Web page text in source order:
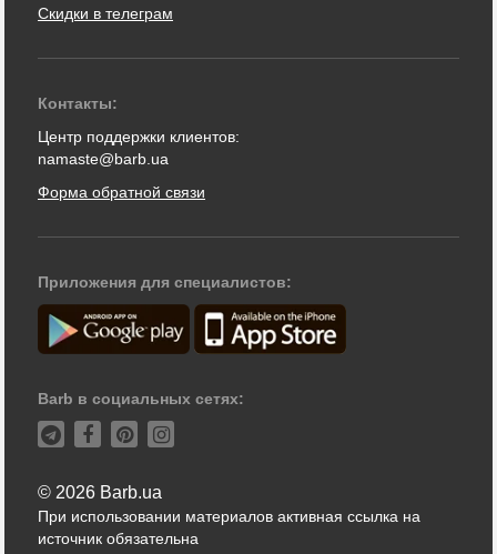
Скидки в телеграм
Контакты:
Центр поддержки клиентов:
namaste@barb.ua
Форма обратной связи
Приложения для специалистов:
Barb в социальных сетях:
© 2026 Barb.ua
При использовании материалов активная ссылка на
источник обязательна